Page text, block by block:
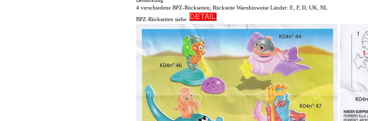
4 verschiedene BPZ-Rückseiten; Rückseite Warnhinweise Länder: E, F, D, UK, NL
BPZ-Rückseiten siehe